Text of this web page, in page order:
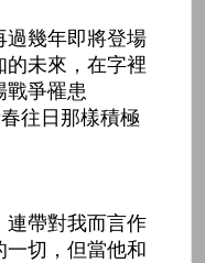
過幾年即將登場
的未來，在字裡
戰爭罹患
往日那樣積極
連帶對我而言作
切，但當他和